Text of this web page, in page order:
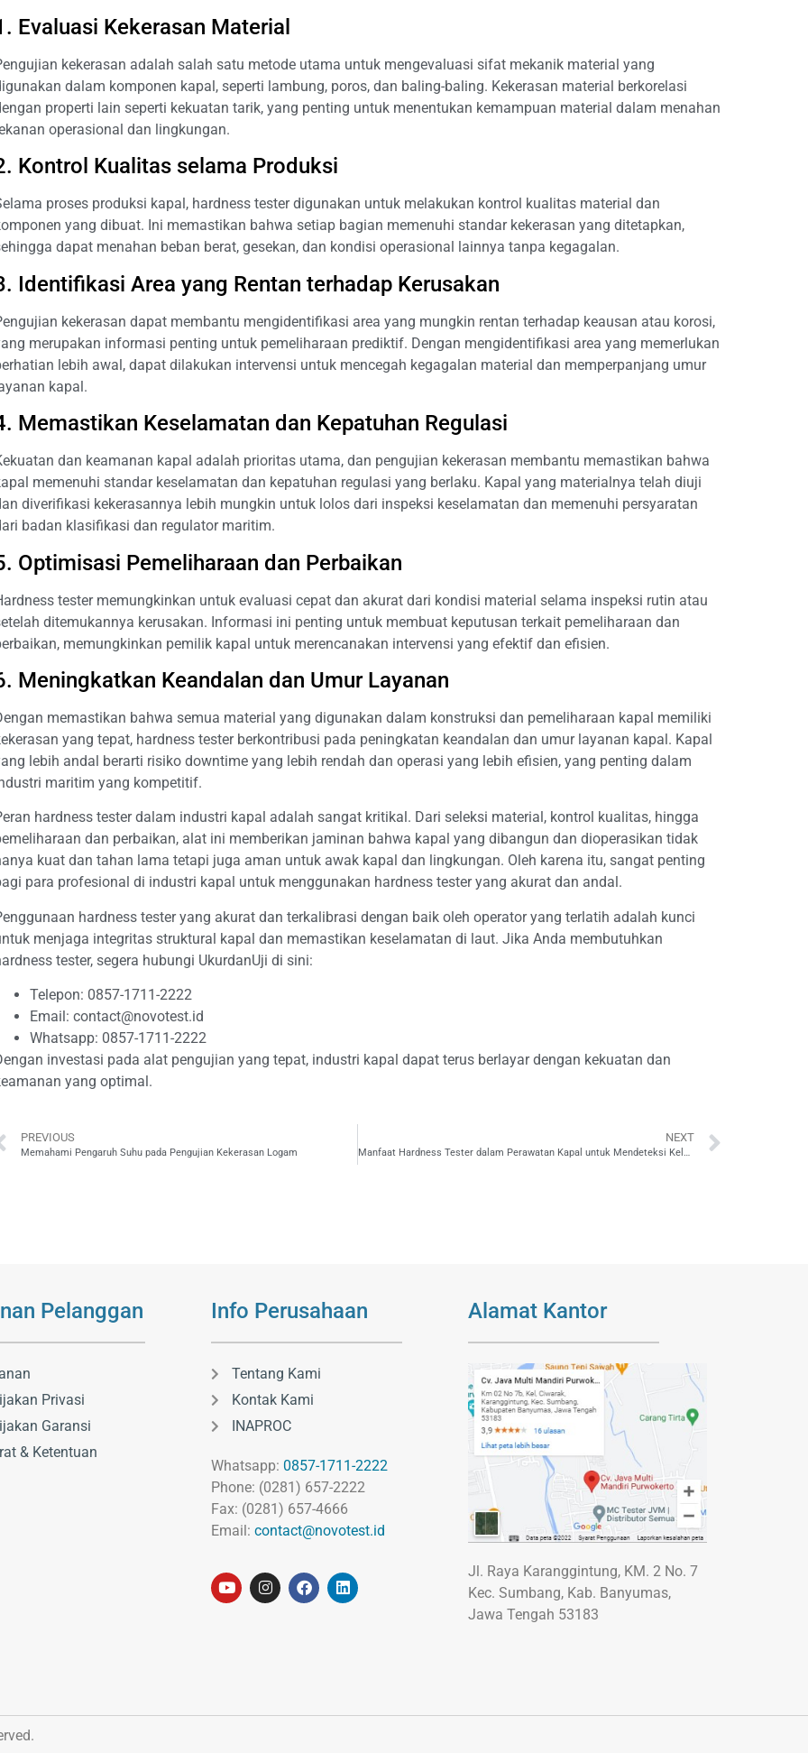
Evaluasi Kekerasan Material
kekerasan adalah salah satu metode utama untuk mengevaluasi sifat mekanik material yang
dalam komponen kapal, seperti lambung, poros, dan baling-baling. Kekerasan material berkorelasi
properti lain seperti kekuatan tarik, yang penting untuk menentukan kemampuan material dalam menahan
operasional dan lingkungan.
Kontrol Kualitas selama Produksi
proses produksi kapal, hardness tester digunakan untuk melakukan kontrol kualitas material dan
yang dibuat. Ini memastikan bahwa setiap bagian memenuhi standar kekerasan yang ditetapkan,
dapat menahan beban berat, gesekan, dan kondisi operasional lainnya tanpa kegagalan.
Identifikasi Area yang Rentan terhadap Kerusakan
kekerasan dapat membantu mengidentifikasi area yang mungkin rentan terhadap keausan atau korosi,
merupakan informasi penting untuk pemeliharaan prediktif. Dengan mengidentifikasi area yang memerlukan
lebih awal, dapat dilakukan intervensi untuk mencegah kegagalan material dan memperpanjang umur
kapal.
Memastikan Keselamatan dan Kepatuhan Regulasi
dan keamanan kapal adalah prioritas utama, dan pengujian kekerasan membantu memastikan bahwa
memenuhi standar keselamatan dan kepatuhan regulasi yang berlaku. Kapal yang materialnya telah diuji
diverifikasi kekerasannya lebih mungkin untuk lolos dari inspeksi keselamatan dan memenuhi persyaratan
badan klasifikasi dan regulator maritim.
Optimisasi Pemeliharaan dan Perbaikan
tester memungkinkan untuk evaluasi cepat dan akurat dari kondisi material selama inspeksi rutin atau
ditemukannya kerusakan. Informasi ini penting untuk membuat keputusan terkait pemeliharaan dan
memungkinkan pemilik kapal untuk merencanakan intervensi yang efektif dan efisien.
Meningkatkan Keandalan dan Umur Layanan
memastikan bahwa semua material yang digunakan dalam konstruksi dan pemeliharaan kapal memiliki
yang tepat, hardness tester berkontribusi pada peningkatan keandalan dan umur layanan kapal. Kapal
lebih andal berarti risiko downtime yang lebih rendah dan operasi yang lebih efisien, yang penting dalam
maritim yang kompetitif.
hardness tester dalam industri kapal adalah sangat kritikal. Dari seleksi material, kontrol kualitas, hingga
dan perbaikan, alat ini memberikan jaminan bahwa kapal yang dibangun dan dioperasikan tidak
kuat dan tahan lama tetapi juga aman untuk awak kapal dan lingkungan. Oleh karena itu, sangat penting
para profesional di industri kapal untuk menggunakan hardness tester yang akurat dan andal.
hardness tester yang akurat dan terkalibrasi dengan baik oleh operator yang terlatih adalah kunci
menjaga integritas struktural kapal dan memastikan keselamatan di laut. Jika Anda membutuhkan
tester, segera hubungi UkurdanUji di sini:
Telepon: 0857-1711-2222
Email: contact@novotest.id
Whatsapp: 0857-1711-2222
investasi pada alat pengujian yang tepat, industri kapal dapat terus berlayar dengan kekuatan dan
yang optimal.
PREVIOUS
Memahami Pengaruh Suhu pada Pengujian Kekerasan Logam
NEXT
Pelanggan
Privasi
Garansi
& Ketentuan
Info Perusahaan
Tentang Kami
Kontak Kami
INAPROC
Whatsapp: 0857-1711-2222
Phone: (0281) 657-2222
Fax: (0281) 657-4666
Email: contact@novotest.id
Alamat Kantor
Jl. Raya Karanggintung, KM. 2 No. 7
Kec. Sumbang, Kab. Banyumas,
Jawa Tengah 53183